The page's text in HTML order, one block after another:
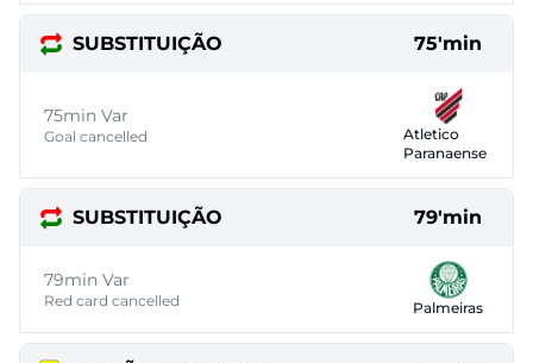
SUBSTITUIÇÃO 75'min
75min Var
Goal cancelled
Atletico
Paranaense
SUBSTITUIÇÃO 79'min
79min Var
Red card cancelled Palmeiras